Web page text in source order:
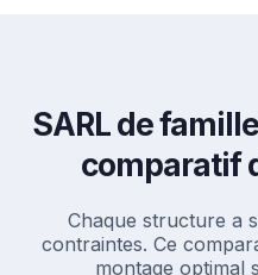
SARL de
comparatif
Chaque structure a
contraintes. Ce
montage optimal